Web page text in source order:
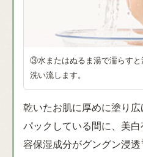
③水またはぬるま湯で濡らすと
洗い流します。
乾いたお肌に厚めに塗り
パックしている間に、美
容保湿成分がグングン浸透